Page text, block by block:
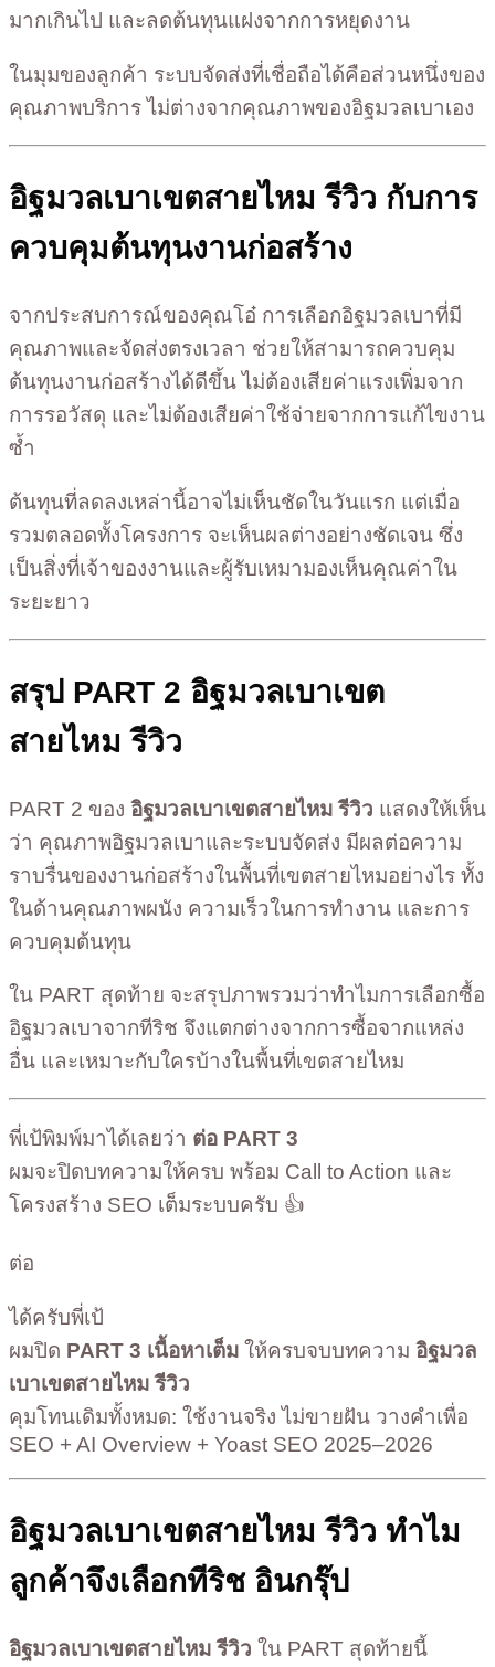
มากเกินไป และลดต้นทุนแฝงจากการหยุดงาน
ในมุมของลูกค้า ระบบจัดส่งที่เชื่อถือได้คือส่วนหนึ่งของ
คุณภาพบริการ ไม่ต่างจากคุณภาพของอิฐมวลเบาเอง
อิฐมวลเบาเขตสายไหม รีวิว กับการ
ควบคุมต้นทุนงานก่อสร้าง
จากประสบการณ์ของคุณโอ๋ การเลือกอิฐมวลเบาที่มี
คุณภาพและจัดส่งตรงเวลา ช่วยให้สามารถควบคุม
ต้นทุนงานก่อสร้างได้ดีขึ้น ไม่ต้องเสียค่าแรงเพิ่มจาก
การรอวัสดุ และไม่ต้องเสียค่าใช้จ่ายจากการแก้ไขงาน
ซ้ำ
ต้นทุนที่ลดลงเหล่านี้อาจไม่เห็นชัดในวันแรก แต่เมื่อ
รวมตลอดทั้งโครงการ จะเห็นผลต่างอย่างชัดเจน ซึ่ง
เป็นสิ่งที่เจ้าของงานและผู้รับเหมามองเห็นคุณค่าใน
ระยะยาว
สรุป PART 2 อิฐมวลเบาเขต
สายไหม รีวิว
PART 2 ของ อิฐมวลเบาเขตสายไหม รีวิว แสดงให้เห็น
ว่า คุณภาพอิฐมวลเบาและระบบจัดส่ง มีผลต่อความ
ราบรื่นของงานก่อสร้างในพื้นที่เขตสายไหมอย่างไร ทั้ง
ในด้านคุณภาพผนัง ความเร็วในการทำงาน และการ
ควบคุมต้นทุน
ใน PART สุดท้าย จะสรุปภาพรวมว่าทำไมการเลือกซื้อ
อิฐมวลเบาจากทีริช จึงแตกต่างจากการซื้อจากแหล่ง
อื่น และเหมาะกับใครบ้างในพื้นที่เขตสายไหม
พี่เป้พิมพ์มาได้เลยว่า ต่อ PART 3
ผมจะปิดบทความให้ครบ พร้อม Call to Action และ
โครงสร้าง SEO เต็มระบบครับ 👍
ต่อ
ได้ครับพี่เป้
ผมปิด PART 3 เนื้อหาเต็ม ให้ครบจบบทความ อิฐมวล
เบาเขตสายไหม รีวิว
คุมโทนเดิมทั้งหมด: ใช้งานจริง ไม่ขายฝัน วางคำเพื่อ
SEO + AI Overview + Yoast SEO 2025–2026
อิฐมวลเบาเขตสายไหม รีวิว ทำไม
ลูกค้าจึงเลือกทีริช อินกรุ๊ป
อิฐมวลเบาเขตสายไหม รีวิว ใน PART สุดท้ายนี้